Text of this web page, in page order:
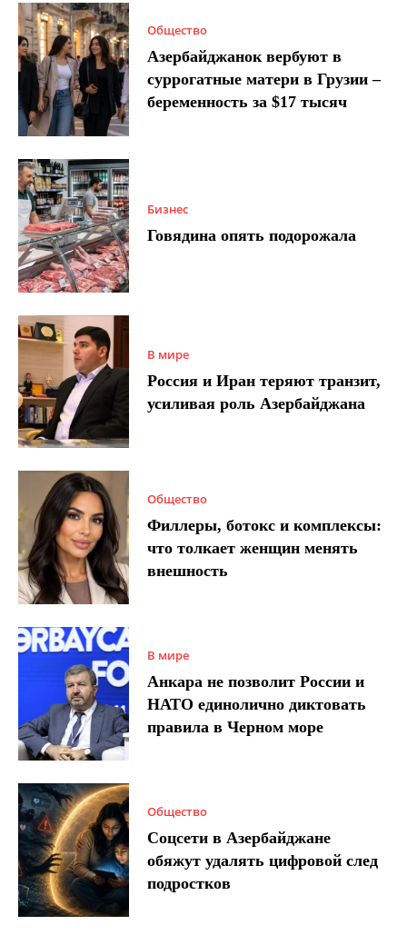
Общество
Азербайджанок вербуют в
суррогатные матери в Грузии –
беременность за $17 тысяч
Бизнес
Говядина опять подорожала
В мире
Россия и Иран теряют транзит,
усиливая роль Азербайджана
Общество
Филлеры, ботокс и комплексы:
что толкает женщин менять
внешность
В мире
Анкара не позволит России и
НАТО единолично диктовать
правила в Черном море
Общество
Соцсети в Азербайджане
обяжут удалять цифровой след
подростков